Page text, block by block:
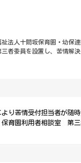
法人十間坂保育園・幼保
者委員を設置し、苦情解決
り苦情受付担当者が随
育園利用者相談室 第